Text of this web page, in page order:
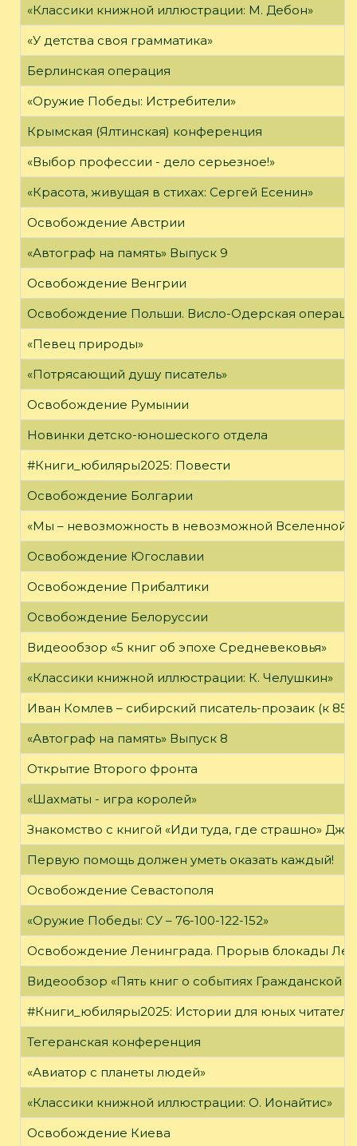
«Классики книжной иллюстрации: М. Дебон»
«У детства своя грамматика»
Берлинская операция
«Оружие Победы: Истребители»
Крымская (Ялтинская) конференция
«Выбор профессии - дело серьезное!»
«Красота, живущая в стихах: Сергей Есенин»
Освобождение Австрии
«Автограф на память» Выпуск 9
Освобождение Венгрии
Освобождение Польши. Висло-Одерская
«Певец природы»
«Потрясающий душу писатель»
Освобождение Румынии
Новинки детско-юношеского отдела
#Книги_юбиляры2025: Повести
Освобождение Болгарии
«Мы – невозможность в невозможной Вселенной»
Освобождение Югославии
Освобождение Прибалтики
Освобождение Белоруссии
Видеообзор «5 книг об эпохе Средневековья»
«Классики книжной иллюстрации: К. Челушкин»
Иван Комлев – сибирский писатель-прозаик (к 85-
«Автограф на память» Выпуск 8
Открытие Второго фронта
«Шахматы - игра королей»
Знакомство с книгой «Иди туда, где страшно»
Первую помощь должен уметь оказать каждый!
Освобождение Севастополя
«Оружие Победы: СУ – 76-100-122-152»
Освобождение Ленинграда. Прорыв блокады
Видеообзор «Пять книг о событиях Гражданской
#Книги_юбиляры2025: Истории для юных
Тегеранская конференция
«Авиатор с планеты людей»
«Классики книжной иллюстрации: О. Ионайтис»
Освобождение Киева